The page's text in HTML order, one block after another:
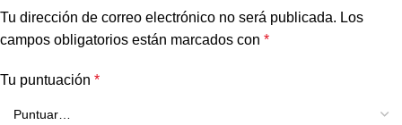
Tu dirección de correo electrónico no será publicada. Los
campos obligatorios están marcados con *
Tu puntuación *